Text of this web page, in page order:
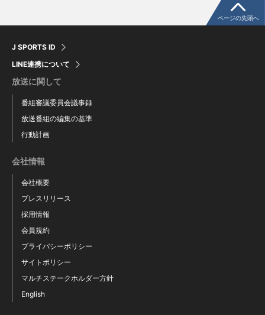
髙橋 諒
バラダランタホリ 玲依
J SPORTS ID
LINE連携について
放送に関して
番組審議委員会議事録
放送番組の編集の基準
行動計画
会社情報
会社概要
プレスリリース
採用情報
会員規約
プライバシーポリシー
サイトポリシー
マルチステークホルダー方針
English
ページの先頭へ